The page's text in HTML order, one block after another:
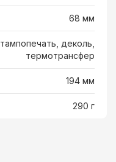
68 мм
тампопечать, деколь,
термотрансфер
194 мм
290 г